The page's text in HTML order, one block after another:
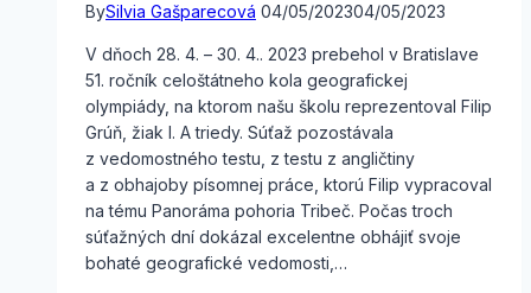
BySilvia Gašparecová 04/05/202304/05/2023
V dňoch 28. 4. – 30. 4.. 2023 prebehol v Bratislave
51. ročník celoštátneho kola geografickej
olympiády, na ktorom našu školu reprezentoval Filip
Grúň, žiak I. A triedy. Súťaž pozostávala
z vedomostného testu, z testu z angličtiny
a z obhajoby písomnej práce, ktorú Filip vypracoval
na tému Panoráma pohoria Tribeč. Počas troch
súťažných dní dokázal excelentne obhájiť svoje
bohaté geografické vedomosti,…